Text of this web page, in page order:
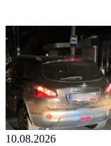
10.08.2026